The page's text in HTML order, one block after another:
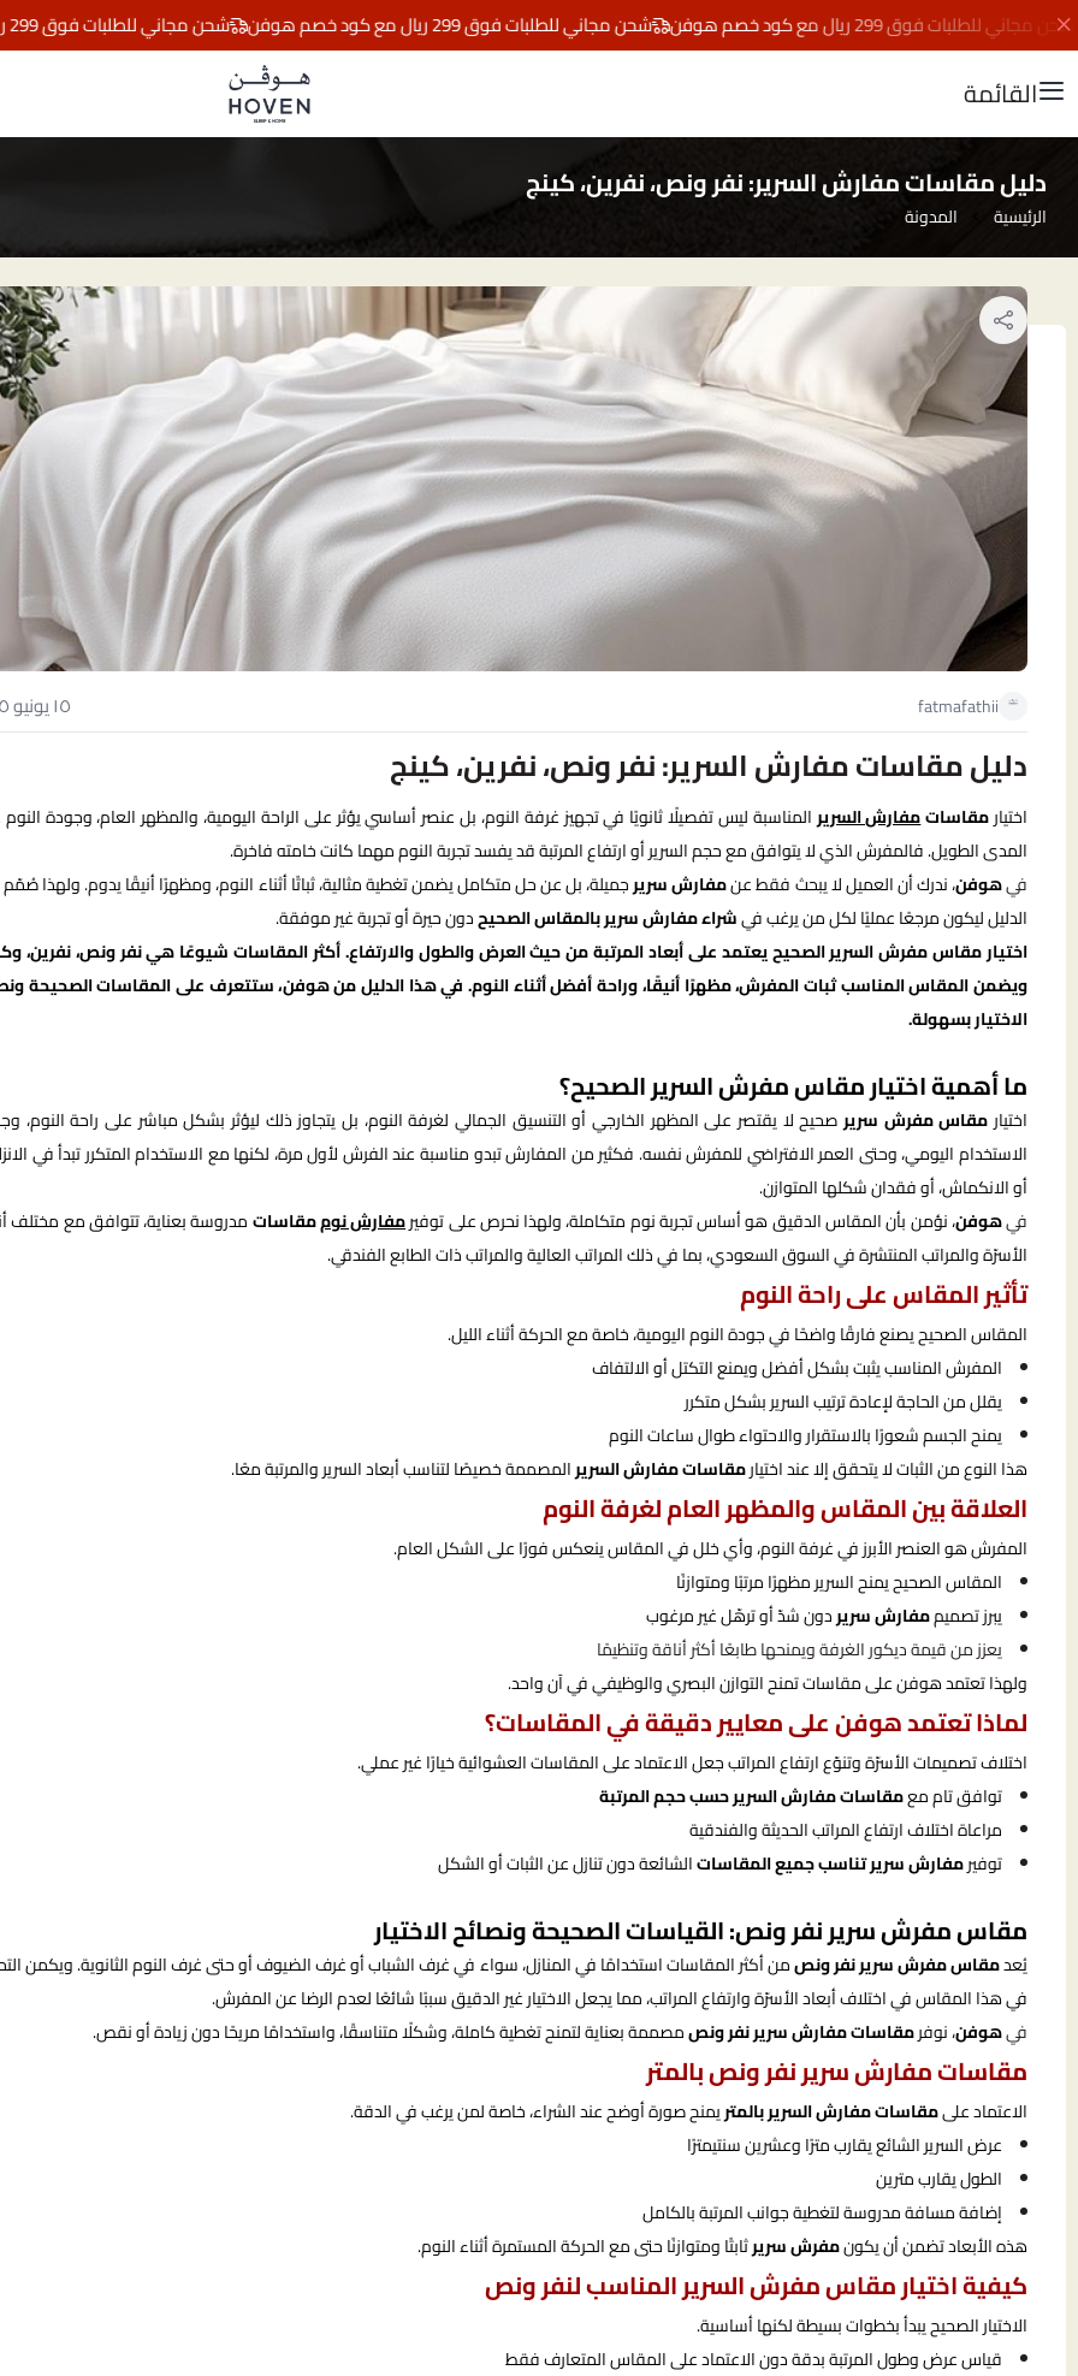
للطلبات فوق 299 ريال مع كود خصم هوفن شحن مجاني للطلبات فوق 299 ريال مع كود خصم هوفن شحن مجاني للطلبات فوق 299 ريال مع كود خصم هوفن
القائمة مفارش هوڤن
دليل مقاسات مفارش السرير: نفر ونص، نفرين، كينج
الرئيسية المدونة
fatmafathii ١٥ يونيو ٢٠٢٥
دليل مقاسات مفارش السرير: نفر ونص، نفرين، كينج
اختيارمقاساتمفارش السريرالمناسبة ليس تفصيلًا ثانويًا في تجهيز غرفة النوم، بل عنصر أساسي يؤثر على الراحة اليومية، والمظهر العام، وجودة
المدى الطويل. فالمفرش الذي لا يتوافق مع حجم السرير أو ارتفاع المرتبة قد يفسد تجربة النوم مهما كانت خامته فاخرة.
فيهوفن، ندرك أن العميل لا يبحث فقط عنمفارش سريرجميلة، بل عن حل متكامل يضمن تغطية مثالية، ثباتًا أثناء النوم، ومظهرًا أنيقًا يدوم. ولهذا
الدليل ليكون مرجعًا عمليًا لكل من يرغب فيشراء مفارش سرير بالمقاس الصحيحدون حيرة أو تجربة غير موفقة.
اختيار مقاس مفرش السرير الصحيح يعتمد على أبعاد المرتبة من حيث العرض والطول والارتفاع. أكثر المقاسات شيوعًا هي نفر ونص، نفرين،
ويضمن المقاس المناسب ثبات المفرش، مظهرًا أنيقًا، وراحة أفضل أثناء النوم. في هذا الدليل من هوفن، ستتعرف على المقاسات الصحيحة
الاختيار بسهولة.
ما أهمية اختيار مقاس مفرش السرير الصحيح؟
اختيار مقاس مفرش سريرصحيح لا يقتصر على المظهر الخارجي أو التنسيق الجمالي لغرفة النوم، بل يتجاوز ذلك ليؤثر بشكل مباشر على راحة النوم،
الاستخدام اليومي، وحتى العمر الافتراضي للمفرش نفسه. فكثير من المفارش تبدو مناسبة عند الفرش لأول مرة، لكنها مع الاستخدام المتكرر تبدأ في
أو الانكماش، أو فقدان شكلها المتوازن.
فيهوفن، نؤمن بأن المقاس الدقيق هو أساس تجربة نوم متكاملة، ولهذا نحرص على توفيرمفارش نوممقاساتمدروسة بعناية، تتوافق مع مختلف
الأسرّة والمراتب المنتشرة في السوق السعودي، بما في ذلك المراتب العالية والمراتب ذات الطابع الفندقي.
تأثير المقاس على راحة النوم
المقاس الصحيح يصنع فارقًا واضحًا في جودة النوم اليومية، خاصة مع الحركة أثناء الليل.
المفرش المناسب يثبت بشكل أفضل ويمنع التكتل أو الالتفاف
يقلل من الحاجة لإعادة ترتيب السرير بشكل متكرر
يمنح الجسم شعورًا بالاستقرار والاحتواء طوال ساعات النوم
هذا النوع من الثبات لا يتحقق إلا عند اختيارمقاسات مفارش السريرالمصممة خصيصًا لتناسب أبعاد السرير والمرتبة معًا.
العلاقة بين المقاس والمظهر العام لغرفة النوم
المفرش هو العنصر الأبرز في غرفة النوم، وأي خلل في المقاس ينعكس فورًا على الشكل العام.
المقاس الصحيح يمنح السرير مظهرًا مرتبًا ومتوازنًا
يبرز تصميممفارش سريردون شدّ أو ترهّل غير مرغوب
يعزز من قيمة ديكور الغرفة ويمنحها طابعًا أكثر أناقة وتنظيمًا
ولهذا تعتمد هوفن على مقاسات تمنح التوازن البصري والوظيفي في آن واحد.
لماذا تعتمد هوفن على معايير دقيقة في المقاسات؟
اختلاف تصميمات الأسرّة وتنوّع ارتفاع المراتب جعل الاعتماد على المقاسات العشوائية خيارًا غير عملي.
توافق تام معمقاسات مفارش السرير حسب حجم المرتبة
مراعاة اختلاف ارتفاع المراتب الحديثة والفندقية
توفيرمفارش سرير تناسب جميع المقاساتالشائعة دون تنازل عن الثبات أو الشكل
مقاس مفرش سرير نفر ونص: القياسات الصحيحة ونصائح الاختيار
يُعدمقاس مفرش سرير نفر ونصمن أكثر المقاسات استخدامًا في المنازل، سواء في غرف الشباب أو غرف الضيوف أو حتى غرف النوم الثانوية. ويكمن
في هذا المقاس في اختلاف أبعاد الأسرّة وارتفاع المراتب، مما يجعل الاختيار غير الدقيق سببًا شائعًا لعدم الرضا عن المفرش.
فيهوفن، نوفرمقاسات مفارش سرير نفر ونصمصممة بعناية لتمنح تغطية كاملة، وشكلًا متناسقًا، واستخدامًا مريحًا دون زيادة أو نقص.
مقاسات مفارش سرير نفر ونص بالمتر
الاعتماد علىمقاسات مفارش السرير بالمتريمنح صورة أوضح عند الشراء، خاصة لمن يرغب في الدقة.
عرض السرير الشائع يقارب مترًا وعشرين سنتيمترًا
الطول يقارب مترين
إضافة مسافة مدروسة لتغطية جوانب المرتبة بالكامل
هذه الأبعاد تضمن أن يكونمفرش سريرثابتًا ومتوازنًا حتى مع الحركة المستمرة أثناء النوم.
كيفية اختيار مقاس مفرش السرير المناسب لنفر ونص
الاختيار الصحيح يبدأ بخطوات بسيطة لكنها أساسية.
قياس عرض وطول المرتبة بدقة دون الاعتماد على المقاس المتعارف فقط